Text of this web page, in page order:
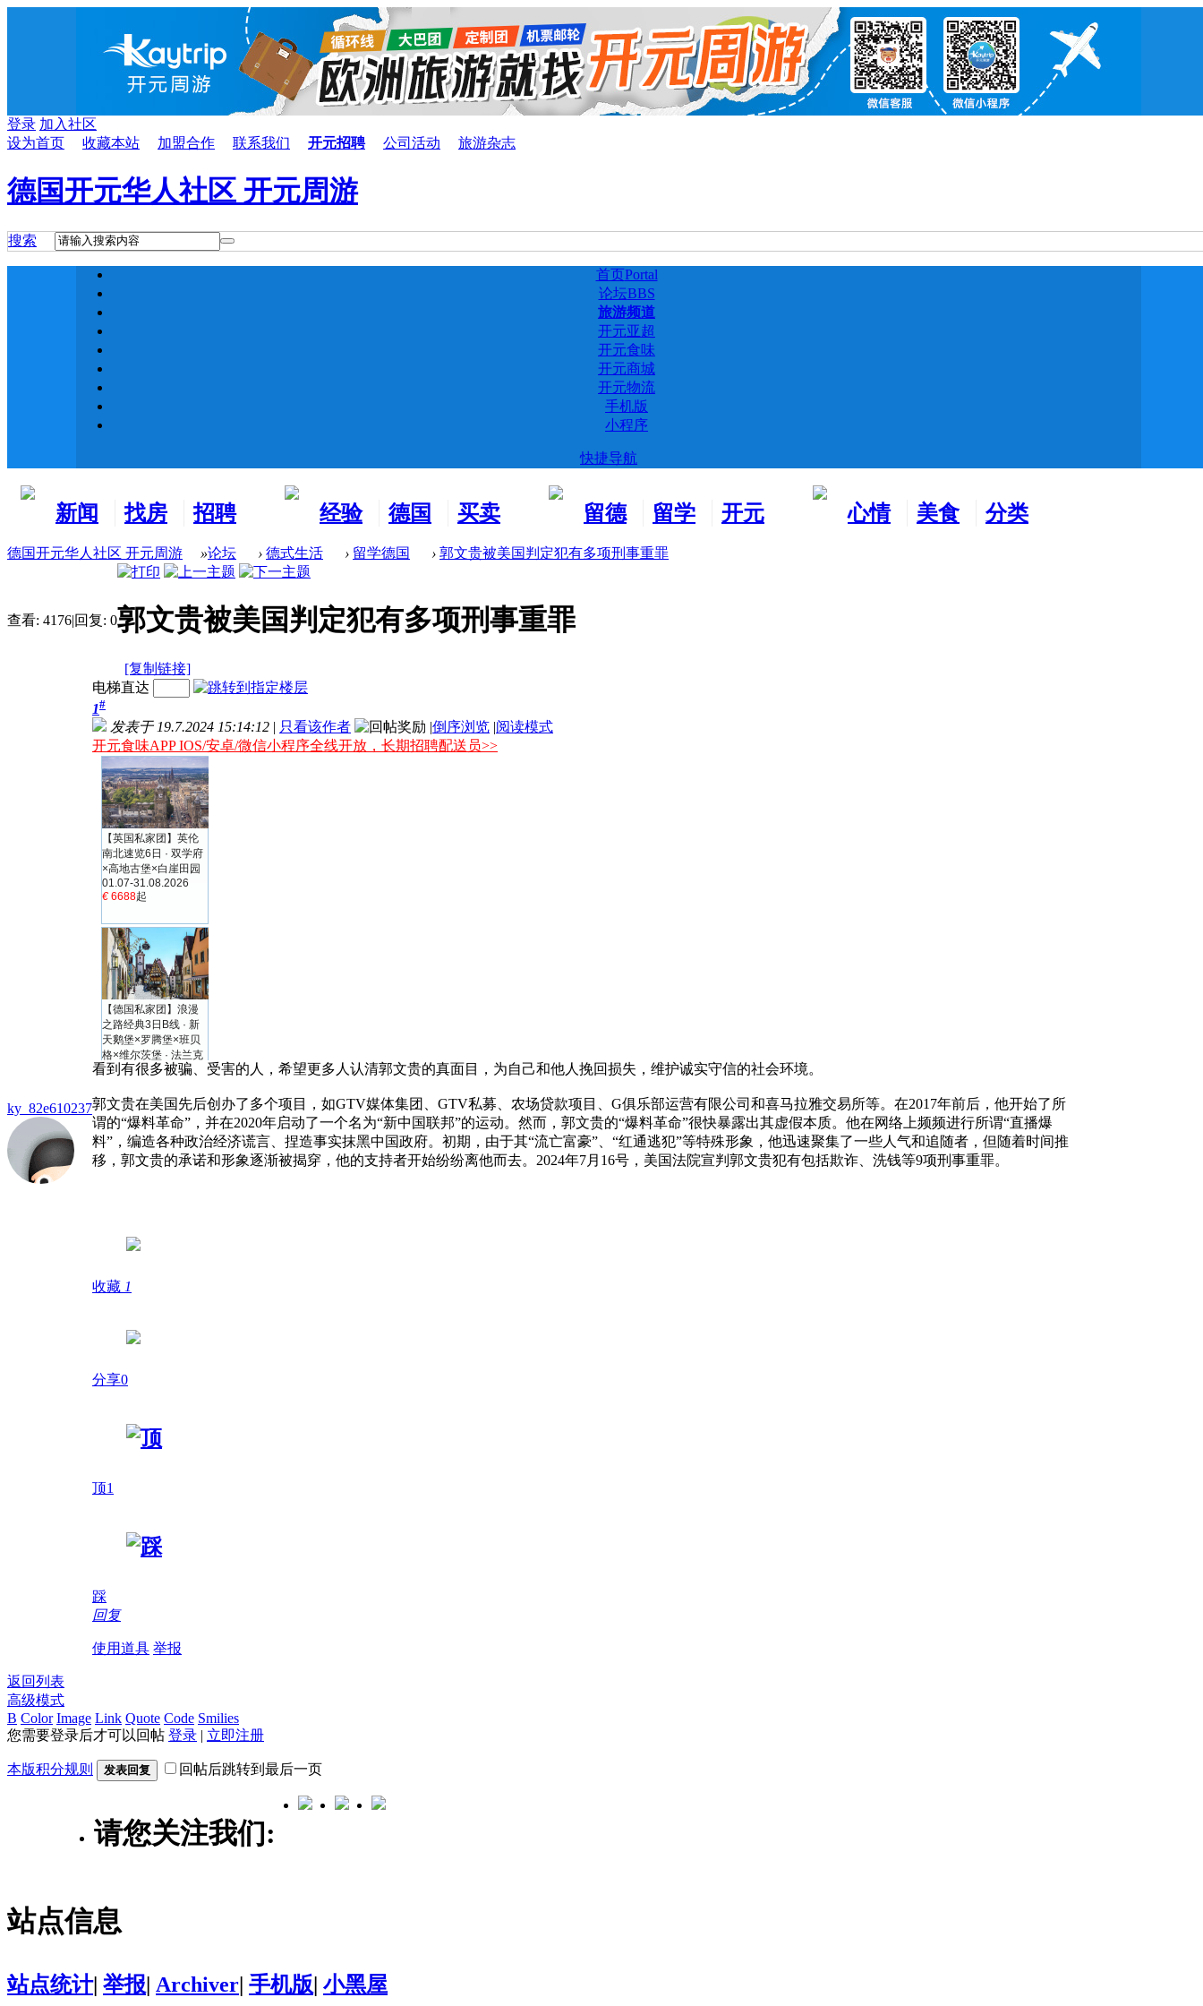
登录 加入社区
设为首页
收藏本站 加盟合作 联系我们 开元招聘 公司活动 旅游杂志
德国开元华人社区 开元周游
搜索
首页Portal
论坛BBS
旅游频道
开元亚超
开元食味
开元商城
开元物流
手机版
小程序
快捷导航
新闻
找房
招聘
经验
德国
买卖
市场
留德
留学
开元
心情
美食
分类
德国开元华人社区 开元周游 »论坛 › 德式生活 › 留学德国 › 郭文贵被美国判定犯有多项刑事重罪
查看: 4176|回复: 0郭文贵被美国判定犯有多项刑事重罪
[复制链接]
ky_82e610237
电梯直达
1#
发表于 19.7.2024 15:14:12 | 只看该作者 |倒序浏览 |阅读模式
开元食味APP IOS/安卓/微信小程序全线开放，长期招聘配送员>>
看到有很多被骗、受害的人，希望更多人认清郭文贵的真面目，为自己和他人挽回损失，维护诚实守信的社会环境。
郭文贵在美国先后创办了多个项目，如GTV媒体集团、 GTV私募、农场贷款项目、 G俱乐部运营有限公司和喜马拉雅交易所等。在2017年前后，他开始了所
谓的“爆料革命” ，并在2020年启动了一个名为“新中国联邦”的运动。然而，郭文贵的“爆料革命”很快暴露出其虚假本质。他在网络上频频进行所谓“直播爆
料” ，编造各种政治经济谎言、捏造事实抹黑中国政府。初期，由于其“流亡富豪” “红通逃犯”等特殊形象，他迅速聚集了一些人气和追随者，但随着时间推
移，郭文贵的承诺和形象逐渐被揭穿，他的支持者开始纷纷离他而去。 2024年7月 16号，美国法院宣判郭文贵犯有包括欺诈、洗钱等9项刑事重罪。
收藏 1
分享0
顶1
踩
回复
使用道具 举报
返回列表
高级模式
B Color Image Link Quote Code Smilies
您需要登录后才可以回帖 登录 | 立即注册
本版积分规则 发表回复 回帖后跳转到最后一页
请您关注我们:
站点信息
站点统计| 举报| Archiver| 手机版| 小黑屋